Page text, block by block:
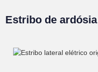
Estribo de ardósia